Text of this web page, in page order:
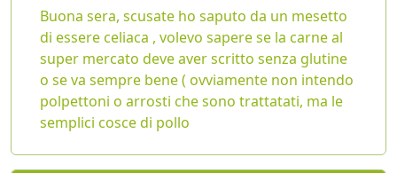
Buona sera, scusate ho saputo da un mesetto
di essere celiaca , volevo sapere se la carne al
super mercato deve aver scritto senza glutine
o se va sempre bene ( ovviamente non intendo
polpettoni o arrosti che sono trattatati, ma le
semplici cosce di pollo